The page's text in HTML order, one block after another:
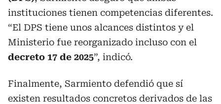
instituciones tienen competencias diferentes.
“El DPS tiene unos alcances distintos y el
Ministerio fue reorganizado incluso con el
decreto 17 de 2025”, indicó.
Finalmente, Sarmiento defendió que sí
existen resultados concretos derivados de las